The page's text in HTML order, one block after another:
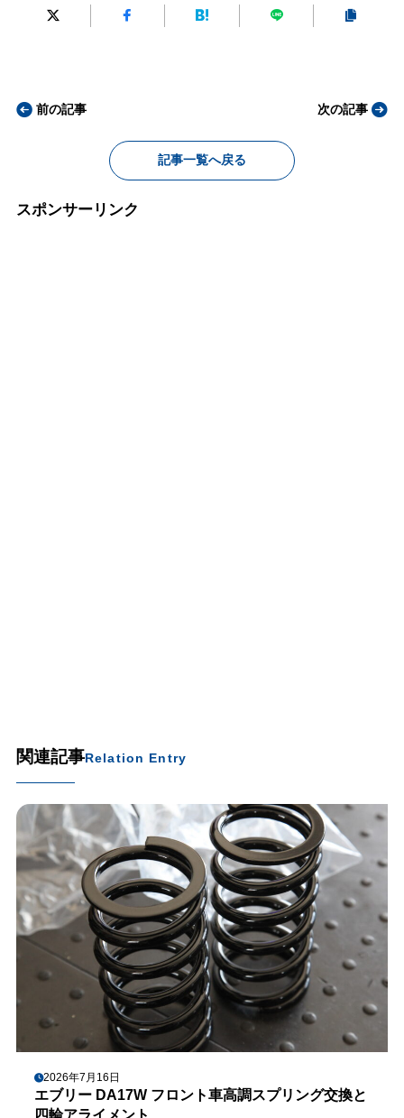
前の記事
記事一覧へ戻る
次の記事
スポンサーリンク
関連記事Relation Entry
2026年7月16日
エブリー DA17W フロント車高調スプリング交換と
四輪アライメント